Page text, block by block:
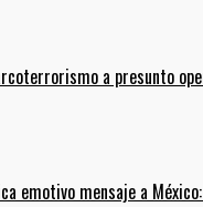
a presunto
emotivo mensaje a